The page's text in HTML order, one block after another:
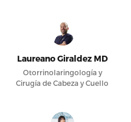
Laureano Giraldez MD
Otorrinolaringología y
Cirugía de Cabeza y Cuello